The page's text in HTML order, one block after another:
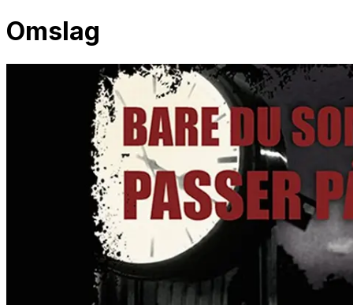
Omslag